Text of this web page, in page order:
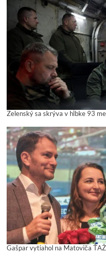
Zelenský sa skrýva v hĺbke 93
Gašpar vytiahol na Matoviča